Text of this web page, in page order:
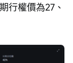
行權價為27、